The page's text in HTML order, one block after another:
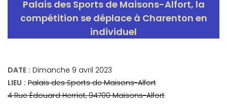
Palais des Sports de Maisons-Alfort, la
compétition se déplace à Charenton en
individuel
DATE : Dimanche 9 avril 2023
LIEU : Palais des Sports de Maisons-Alfort
4 Rue Édouard Herriot, 94700 Maisons-Alfort